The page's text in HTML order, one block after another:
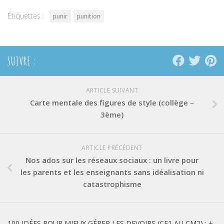
Étiquettes : punir punition
SUIVRE :
ARTICLE SUIVANT
Carte mentale des figures de style (collège –
3ème)
ARTICLE PRÉCÉDENT
Nos ados sur les réseaux sociaux : un livre pour
les parents et les enseignants sans idéalisation ni
catastrophisme